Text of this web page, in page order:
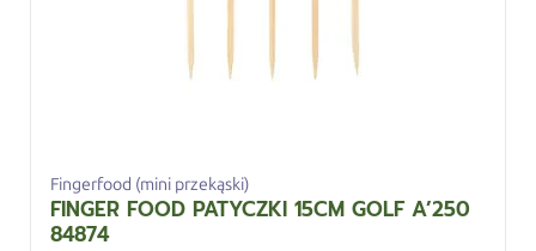
Fingerfood (mini przekąski)
FINGER FOOD PATYCZKI 15CM GOLF A’250
84874